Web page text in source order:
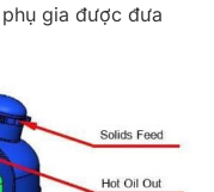
gia được đưa